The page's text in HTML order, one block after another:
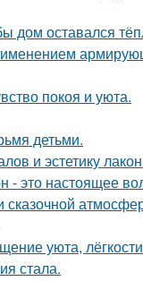
дом оставался
покоя и уюта.
детьми.
и эстетику
это настоящее
уюта,
стала.